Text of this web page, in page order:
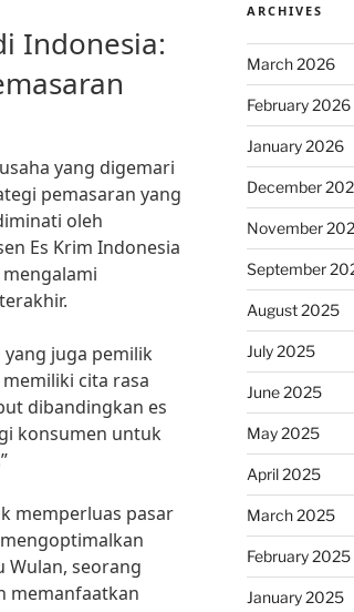
Indonesia:
yang digemari
pemasaran yang
oleh
Es Krim Indonesia
juga pemilik
cita rasa
dibandingkan es
konsumen untuk
memperluas pasar
Wulan, seorang
memanfaatkan
ARCHIVES
March 2026
February 2026
January 2026
December
November
September
August 2025
July 2025
June 2025
May 2025
April 2025
March 2025
February 2025
January 2025